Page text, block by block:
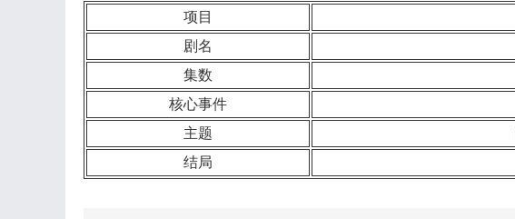
项目
剧名
集数
核心事件
主题
结局